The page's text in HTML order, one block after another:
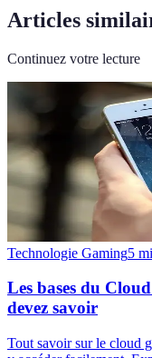
Articles
Continuez votre lecture
Technologie Gaming5
Les bases du
devez savoir
Tout savoir sur le cloud